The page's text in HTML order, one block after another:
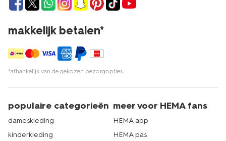
makkelijk betalen*
*afhankelijk van de gekozen bezorgopties
populaire categorieën
dameskleding
kinderkleding
meer voor HEMA fans
HEMA app
HEMA pas